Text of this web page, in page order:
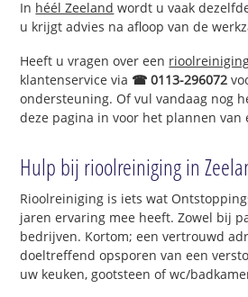
In héél Zeeland wordt u vaak
u krijgt advies na afloop van de
Heeft u vragen over een
klantenservice via ☎ 0113-296072
ondersteuning. Of vul vandaag nog
deze pagina in voor het plannen van
Hulp bij rioolreiniging in
Rioolreiniging is iets wat
jaren ervaring mee heeft. Zowel bij
bedrijven. Kortom; een vertrouwd
doeltreffend opsporen van een
uw keuken, gootsteen of wc/